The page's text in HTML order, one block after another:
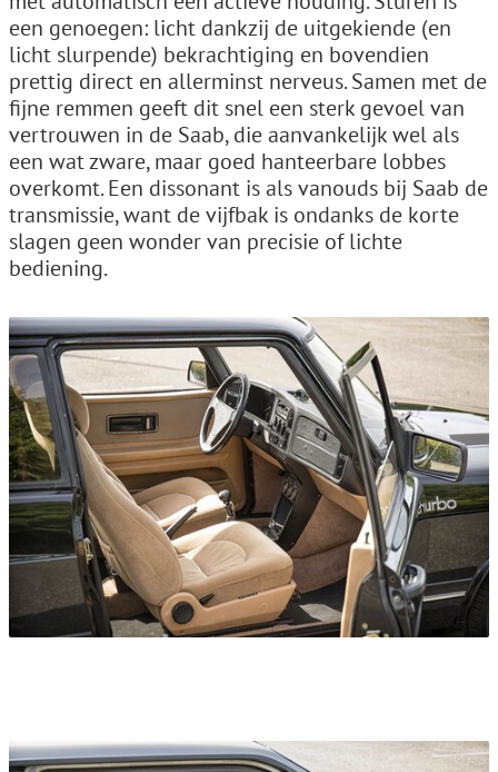
een genoegen: licht dankzij de uitgekiende (en
licht slurpende) bekrachtiging en bovendien
prettig direct en allerminst nerveus. Samen met de
fijne remmen geeft dit snel een sterk gevoel van
vertrouwen in de Saab, die aanvankelijk wel als
een wat zware, maar goed hanteerbare lobbes
overkomt. Een dissonant is als vanouds bij Saab de
transmissie, want de vijfbak is ondanks de korte
slagen geen wonder van precisie of lichte
bediening.